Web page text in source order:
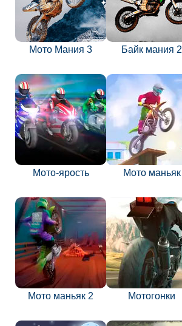
Мото Мания 3 Байк мания 2
Мото-ярость Мото маньяк
Мото маньяк 2 Мотогонки